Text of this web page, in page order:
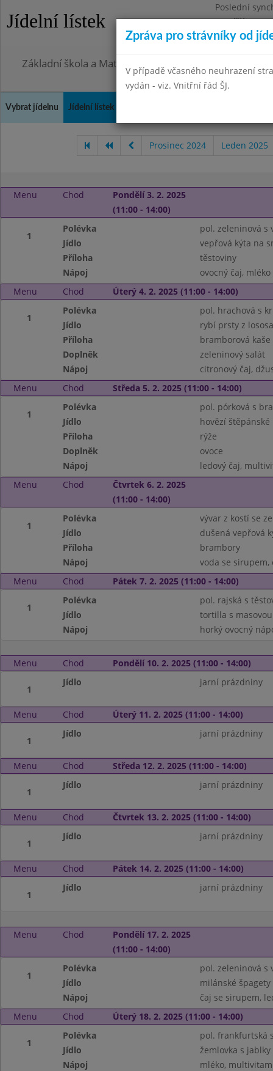
Jídelní lístek
Poslední
Pondělí
Omezení
Základní škola a Mateřská škola, Praha 4, Ohradní 49
Vybrat jídelnu Jídelní lístek
Prosinec 2024 Leden 2025
Menu Chod
Pondělí 3. 2. 2025
(11:00 - 14:00)
1
Polévka
pol. zeleninová s
Jídlo
vepřová kýta na
Příloha
těstoviny
Nápoj
ovocný čaj, mléko
Menu
Chod Úterý 4. 2. 2025 (11:00 - 14:00)
1
Polévka
pol. hrachová s
Jídlo
rybí prsty z
Příloha
bramborová kaše
Doplněk
zeleninový salát
Nápoj
citronový čaj,
Menu
Chod Středa 5. 2. 2025 (11:00 - 14:00)
1
Polévka
pol. pórková s
Jídlo
hovězí štěpánské
Příloha
rýže
Doplněk
ovoce
Nápoj
ledový čaj,
Menu
Chod
Čtvrtek 6. 2. 2025
(11:00 - 14:00)
1
Polévka
vývar z kostí se
Jídlo
dušená vepřová
Příloha
brambory
Nápoj
voda se sirupem,
Menu
Chod Pátek 7. 2. 2025 (11:00 - 14:00)
1
Polévka
pol. rajská s
Jídlo
tortilla s
Nápoj
horký ovocný
Menu Chod Pondělí 10. 2. 2025 (11:00 - 14:00)
1
Jídlo jarní prázdniny
Menu Chod Úterý 11. 2. 2025 (11:00 - 14:00)
1
Jídlo jarní prázdniny
Menu Chod Středa 12. 2. 2025 (11:00 - 14:00)
1
Jídlo jarní prázdniny
Menu Chod Čtvrtek 13. 2. 2025 (11:00 - 14:00)
1
Jídlo jarní prázdniny
Menu Chod Pátek 14. 2. 2025 (11:00 - 14:00)
1
Jídlo jarní prázdniny
Menu Chod
Pondělí 17. 2. 2025
(11:00 - 14:00)
1
Polévka
pol. zeleninová s
Jídlo
milánské
Nápoj
čaj se sirupem,
Menu
Chod Úterý 18. 2. 2025 (11:00 - 14:00)
1
Polévka
pol. frankfurtská
Jídlo
žemlovka s
Nápoj
mléko,
Zpráva pro strávníky od
V případě včasného neuhrazení
vydán - viz. Vnitřní řád ŠJ.